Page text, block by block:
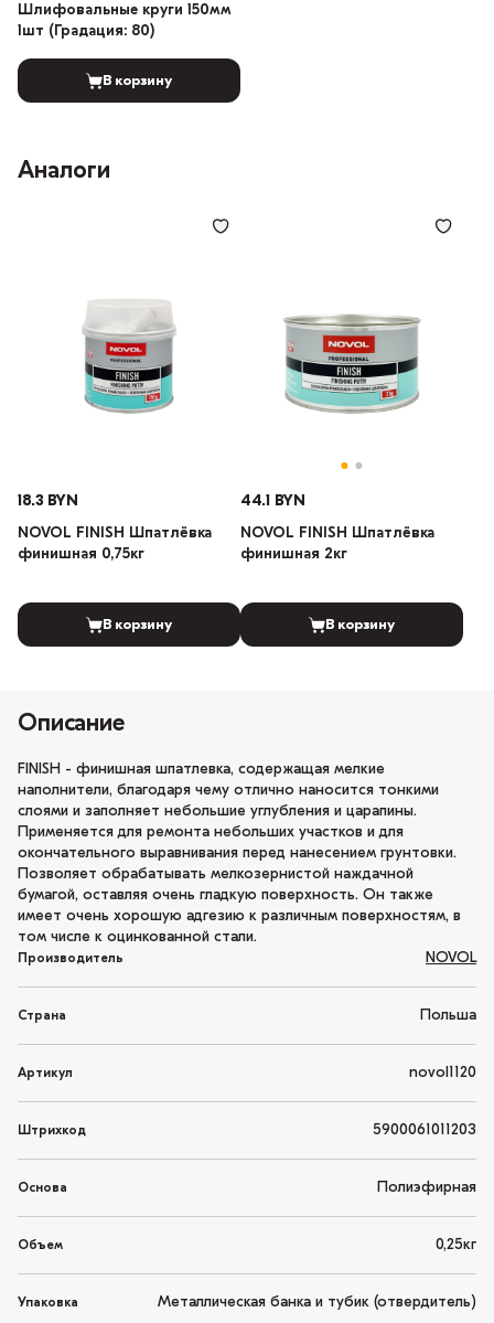
Шлифовальные круги 150мм
1шт (Градация: 80)
В корзину
Аналоги
18.3 BYN
NOVOL FINISH Шпатлёвка
финишная 0,75кг
В корзину
44.1 BYN
NOVOL FINISH Шпатлёвка
финишная 2кг
В корзину
Описание
FINISH - финишная шпатлевка, содержащая мелкие
наполнители, благодаря чему отлично наносится тонкими
слоями и заполняет небольшие углубления и царапины.
Применяется для ремонта небольших участков и для
окончательного выравнивания перед нанесением грунтовки.
Позволяет обрабатывать мелкозернистой наждачной
бумагой, оставляя очень гладкую поверхность. Он также
имеет очень хорошую адгезию к различным поверхностям, в
том числе к оцинкованной стали.
Производитель NOVOL
Страна Польша
Артикул novol1120
Штрихкод 5900061011203
Основа Полиэфирная
Объем 0,25кг
Упаковка Металлическая банка и тубик (отвердитель)